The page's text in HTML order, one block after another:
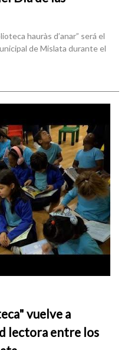
hauràs d’anar” será el
de Mislata durante el
vuelve a
lectora entre los